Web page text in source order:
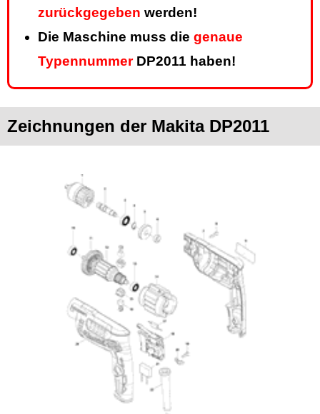
zurückgegeben werden!
Die Maschine muss die genaue
TypennummerDP2011 haben!
Zeichnungen der Makita DP2011